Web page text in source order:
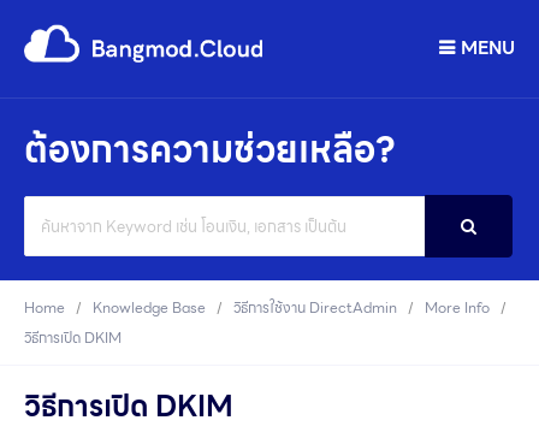
MENU
ต้องการความช่วยเหลือ?
For
Home Knowledge Base วิธีการใช้งาน DirectAdmin
More Info
วิธีการเปิด DKIM
วิธีการเปิด DKIM